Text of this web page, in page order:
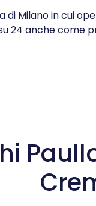
di Milano in cui
24 anche come